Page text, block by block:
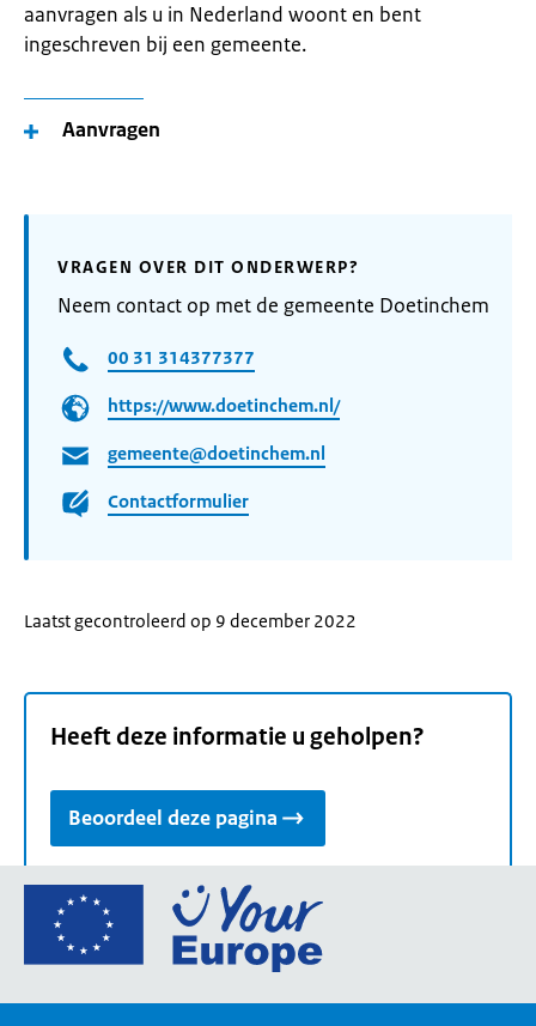
aanvragen als u in Nederland woont en bent
ingeschreven bij een gemeente.
Aanvragen
VRAGEN OVER DIT ONDERWERP?
Neem contact op met de gemeente Doetinchem
00 31 314377377
https://www.doetinchem.nl/
gemeente@doetinchem.nl
Contactformulier
Laatst gecontroleerd op 9 december 2022
Heeft deze informatie u geholpen?
Beoordeel deze pagina
Ga
de